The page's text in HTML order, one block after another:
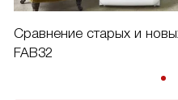
Сравнение старых и
FAB32